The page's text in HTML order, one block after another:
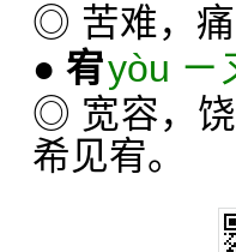
◎ 苦难，痛
● 宥yòu ㄧ
◎ 宽容，饶
希见宥。